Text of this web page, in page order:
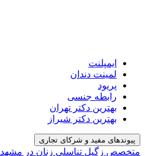
ایمپلنت
لمینت دندان
پریود
رابطه جنسی
بهترین دکتر تهران
بهترین دکتر شیراز
پیوندهای مفید و شرکای تجاری
متخصص زگیل تناسلی زنان در مشهد